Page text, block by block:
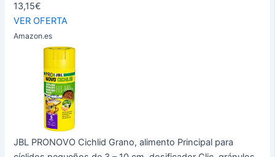
13,15€
VER OFERTA
Amazon.es
JBL PRONOVO Cichlid Grano, alimento Principal para